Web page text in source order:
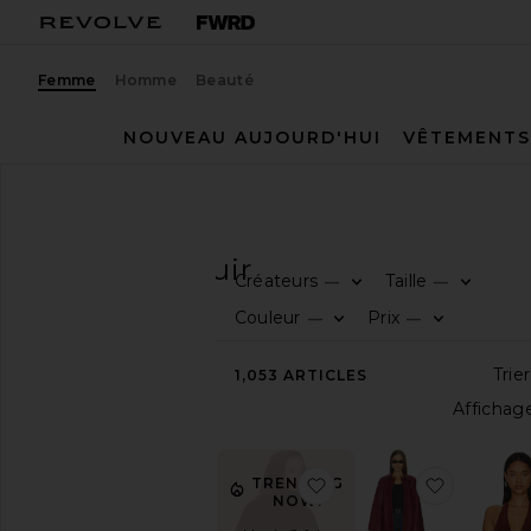
Femme Homme Beauté
NOUVEAU AUJOURD'HUI
VÊTEMENTS
CuirCréateurs —
Taille —
Couleur —
Prix —
1,053 ARTICLES
TRENDING
NOW!
ajouter aux ajouter